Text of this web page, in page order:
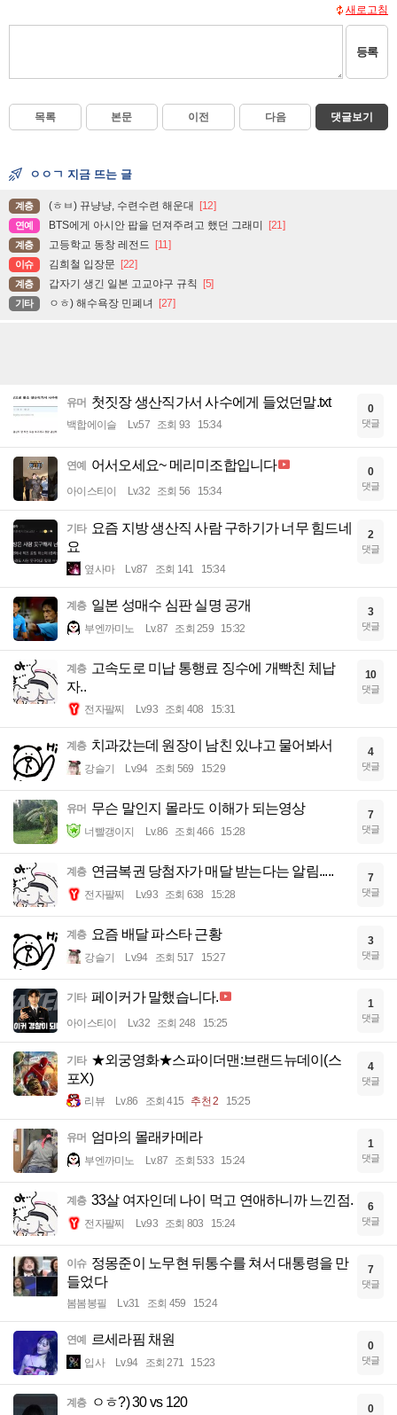
새로고침
등록
목록 본문 이전 다음 댓글보기
ㅇㅇㄱ 지금 뜨는 글
계층 (ㅎㅂ) 뀨냥냥, 수련수련 해운대 [12]
연예 BTS에게 아시안 팝을 던져주려고 했던 그래미 [21]
계층 고등학교 동창 레전드 [11]
이슈 김희철 입장문 [22]
계층 갑자기 생긴 일본 고교야구 규칙 [5]
기타 ㅇㅎ) 해수욕장 민폐녀 [27]
유머 첫짓장 생산직가서 사수에게 들었던말.txt
백합에이슬 Lv.57 조회 93 15:34
0
댓글
연예 어서오세요~ 메리미조합입니다
아이스티이 Lv.32 조회 56 15:34
0
댓글
기타 요즘 지방 생산직 사람 구하기가 너무 힘드네
요
옆사마 Lv.87 조회 141 15:34
2
댓글
계층 일본 성매수 심판 실명 공개
부엔까미노 Lv.87 조회 259 15:32
3
댓글
계층 고속도로 미납 통행료 징수에 개빡친 체납
자..
전자팔찌 Lv.93 조회 408 15:31
10
댓글
계층 치과갔는데 원장이 남친 있냐고 물어봐서
강슬기 Lv.94 조회 569 15:29
4
댓글
유머 무슨 말인지 몰라도 이해가 되는영상
너빨갱이지 Lv.86 조회 466 15:28
7
댓글
계층 연금복권 당첨자가 매달 받는다는 알림.....
전자팔찌 Lv.93 조회 638 15:28
7
댓글
계층 요즘 배달 파스타 근황
강슬기 Lv.94 조회 517 15:27
3
댓글
기타 페이커가 말했습니다.
아이스티이 Lv.32 조회 248 15:25
1
댓글
기타 ★외궁영화★스파이더맨:브랜드뉴데이(스
포X)
리뷰 Lv.86 조회 415 추천 2 15:25
4
댓글
유머 엄마의 몰래카메라
부엔까미노 Lv.87 조회 533 15:24
1
댓글
계층 33살 여자인데 나이 먹고 연애하니까 느낀점.
전자팔찌 Lv.93 조회 803 15:24
6
댓글
이슈 정몽준이 노무현 뒤통수를 쳐서 대통령을 만
들었다
봄봄봉필 Lv.31 조회 459 15:24
7
댓글
연예 르세라핌 채원
입사 Lv.94 조회 271 15:23
0
댓글
계층 ㅇㅎ?) 30 vs 120 0